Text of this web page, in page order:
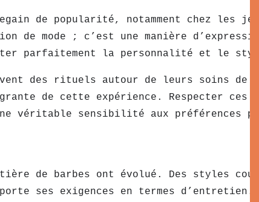
de popularité, notamment chez les
de mode ; c’est une manière
parfaitement la personnalité et le style
des rituels autour de leurs soins
de cette expérience. Respecter ces
véritable sensibilité aux préférences
de barbes ont évolué. Des styles
ses exigences en termes d’entretien.